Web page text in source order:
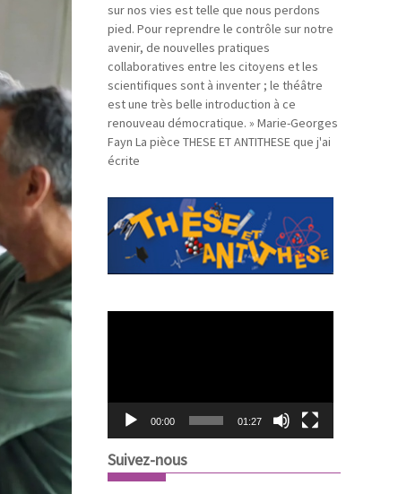
sur nos vies est telle que nous perdons
pied. Pour reprendre le contrôle sur notre
avenir, de nouvelles pratiques
collaboratives entre les citoyens et les
scientifiques sont à inventer ; le théâtre
est une très belle introduction à ce
renouveau démocratique. » Marie-Georges
Fayn La pièce THESE ET ANTITHESE que j'ai
écrite
v
i
00:00 01:27
Suivez-nous